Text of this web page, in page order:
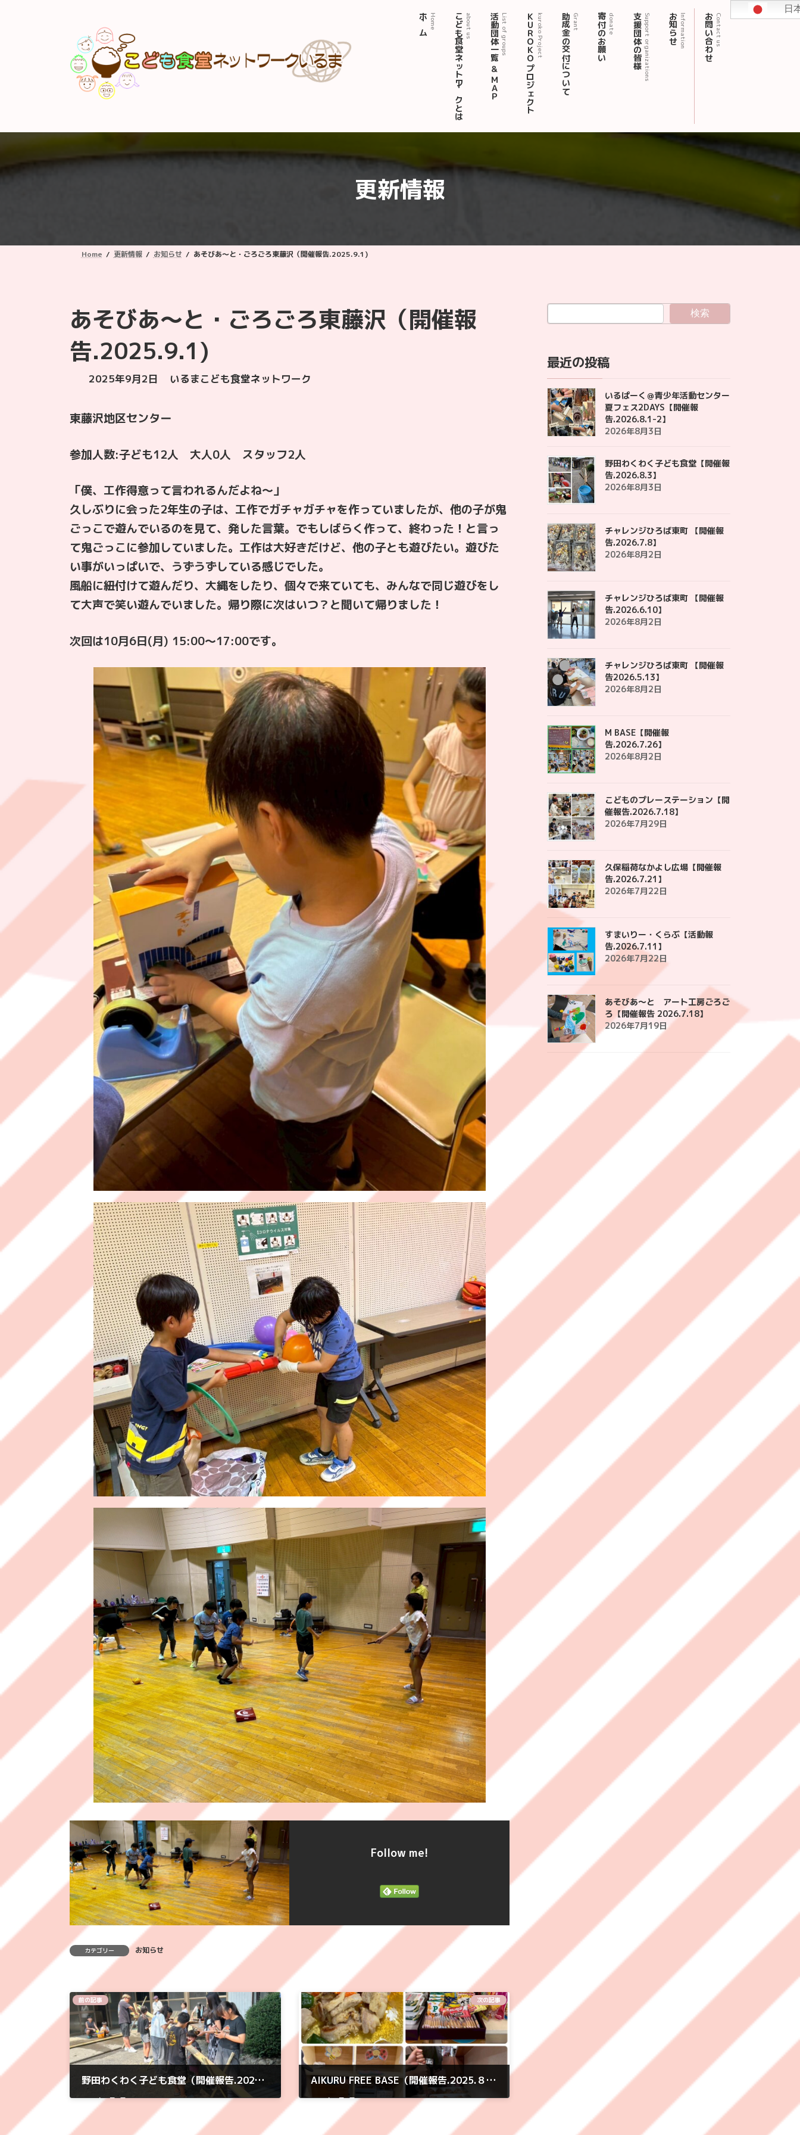
ホーム Home こども食堂ネットワークとはabout us 活動団体一覧 ＆ ＭＡＰList of groups ＫＵＲＯＫＯ プロジェクトkuroko Project 助成金の交付についてGrant 寄付のお願いdonate 支援団体の皆様Support organizations お知らせInformation お問い合わせContact us
日
更新情報
Home 更新情報 お知らせ あそびあ〜と・ごろごろ東藤沢（開催報告.2025.9.1)
あそびあ〜と・ごろごろ東藤沢（開催報
告.2025.9.1)
最
新
時
:
2025年9月2日 いるまこども食堂ネットワーク
東藤沢地区センター
参加人数:子ども12人 大人0人 スタッフ2人
「僕、工作得意って言われるんだよね〜」
久しぶりに会った2年生の子は、工作でガチャガチャを作っていましたが、他の子が鬼
ごっこで遊んでいるのを見て、発した言葉。でもしばらく作って、終わった！と言っ
て鬼ごっこに参加していました。工作は大好きだけど、他の子とも遊びたい。遊びた
い事がいっぱいで、うずうずしている感じでした。
風船に紐付けて遊んだり、大縄をしたり、個々で来ていても、みんなで同じ遊びをし
て大声で笑い遊んでいました。帰り際に次はいつ？と聞いて帰りました！
次回は10月6日(月) 15:00〜17:00です。
Follow me!
カテゴリー お知らせ
前の記事
野田わくわく子ども食堂（開催報告.2025.8.23）
2025年9月1日
次の記事
AIKURU FREE BASE（開催報告.2025.８月）
2025年9月2日
検索
最近の投稿
いるぱーく＠青少年活動センター
夏フェス2DAYS【開催報
告.2026.8.1-2】
2026年8月3日
野田わくわく子ども食堂【開催報
告.2026.8.3】
2026年8月3日
チャレンジひろば東町 【開催報
告.2026.7.8】
2026年8月2日
チャレンジひろば東町 【開催報
告.2026.6.10】
2026年8月2日
チャレンジひろば東町 【開催報
告2026.5.13】
2026年8月2日
M BASE【開催報
告.2026.7.26】
2026年8月2日
こどものプレーステーション【開
催報告.2026.7.18】
2026年7月29日
久保稲荷なかよし広場【開催報
告.2026.7.21】
2026年7月22日
すまいりー・くらぶ【活動報
告.2026.7.11】
2026年7月22日
あそびあ〜と アート工房ごろご
ろ【開催報告 2026.7.18】
2026年7月19日